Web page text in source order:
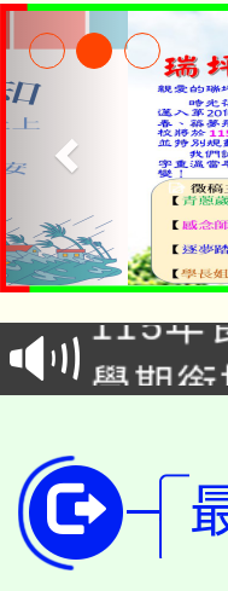
淨零
會
115年
程
學期
版
公告
代理(
「